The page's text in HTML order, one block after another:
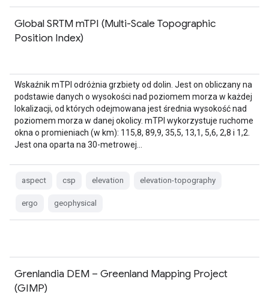
Global SRTM mTPI (Multi-Scale Topographic
Position Index)
Wskaźnik mTPI odróżnia grzbiety od dolin. Jest on obliczany na
podstawie danych o wysokości nad poziomem morza w każdej
lokalizacji, od których odejmowana jest średnia wysokość nad
poziomem morza w danej okolicy. mTPI wykorzystuje ruchome
okna o promieniach (w km): 115,8, 89,9, 35,5, 13,1, 5,6, 2,8 i 1,2.
Jest ona oparta na 30-metrowej…
aspect csp elevation elevation-topography
ergo geophysical
Grenlandia DEM – Greenland Mapping Project
(GIMP)